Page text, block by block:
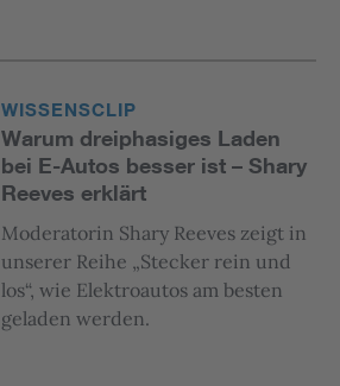
WISSENSCLIP
Warum dreiphasiges Laden
bei E-Autos besser ist – Shary
Reeves erklärt
Moderatorin Shary Reeves zeigt in
unserer Reihe „Stecker rein und
los“, wie Elektroautos am besten
geladen werden.